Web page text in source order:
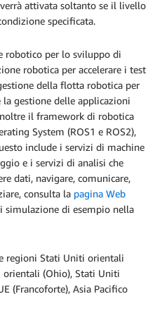
attivata soltanto se il livello
specificata.
robotico per lo sviluppo di
robotica per accelerare i test
della flotta robotica per
gestione delle applicazioni
il framework di robotica
System (ROS1 e ROS2),
include i servizi di machine
e i servizi di analisi che
dati, navigare, comunicare,
consulta la pagina Web
simulazione di esempio nella
regioni Stati Uniti orientali
(Ohio), Stati Uniti
(Francoforte), Asia Pacifico